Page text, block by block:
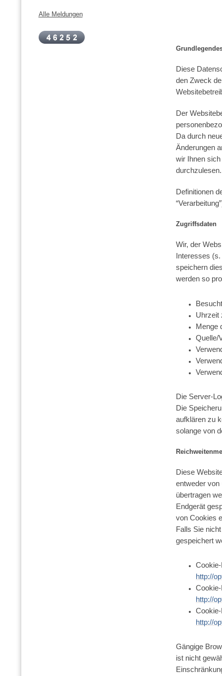
Diese
den Zweck
Der
Da durch
Änderungen
wir Ihnen
durchzulesen.
Definitionen
Zugriffsdaten
Wir, der
Interesses
speichern
werden so
Uhrzeit
Menge
Quelle/
Die Server-
Die
aufklären zu
solange von
Diese
entweder
übertragen
Endgerät
von Cookies
Falls Sie
gespeichert
http://
http://
http://
Gängige
ist nicht
Alle Meldungen